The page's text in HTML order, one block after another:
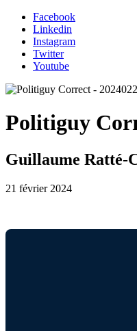
Facebook
Linkedin
Instagram
Twitter
Youtube
Politiguy
Guillaume Ratté-
21 février 2024